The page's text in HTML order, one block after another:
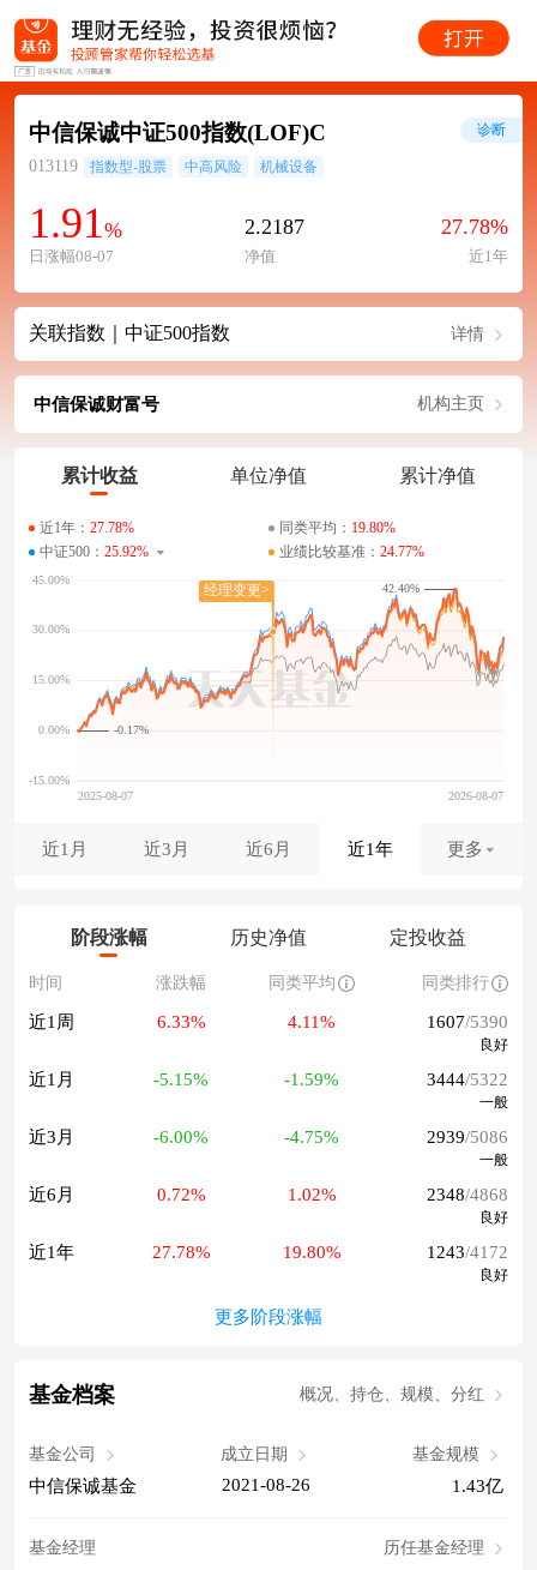
中信保诚中证500指数(LOF)C
013119 指数型-股票 中高风险 机械设备
1.91 %
日涨幅08-07
2.2187
净值
27.78%
近1年
诊断
关联指数｜中证500指数 详情
中信保诚财富号 机构主页
累计收益 单位净值 累计净值
近1年： 27.78% 同类平均： 19.80%
中证500： 25.92% 业绩比较基准： 24.77%
-0.17%
42.40%
近1月 近3月 近6月 近1年 更多
阶段涨幅 历史净值 定投收益
时间 涨跌幅 同类平均 同类排行
近1周 6.33% 4.11% 1607/5390
良好
近1月 -5.15% -1.59% 3444/5322
一般
近3月 -6.00% -4.75% 2939/5086
一般
近6月 0.72% 1.02% 2348/4868
良好
近1年 27.78% 19.80% 1243/4172
良好
更多阶段涨幅
基金档案 概况、持仓、规模、分红
基金公司
中信保诚基金
成立日期
2021-08-26
基金规模
1.43亿
基金经理 历任基金经理